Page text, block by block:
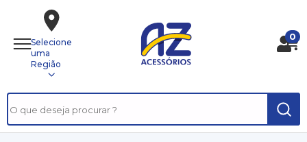
Selecione
uma
Região
0